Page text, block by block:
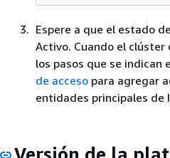
Espere a que el estado
Activo. Cuando el
los pasos que se indican
de acceso para agregar
entidades principales de